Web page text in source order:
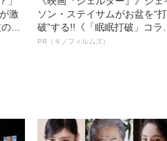
激
ニ
ソン・ステイサムがお盆を“打
破”する!!《「眠眠打破」コラ
ボ》
PR（キノフィルムズ）